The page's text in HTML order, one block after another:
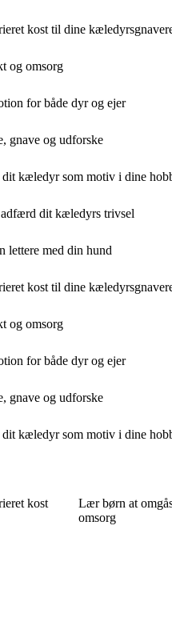
kost til dine
og omsorg
for både dyr og ejer
gnave og udforske
kæledyr som motiv i dine
dit kæledyrs trivsel
lettere med din hund
kost til dine
og omsorg
for både dyr og ejer
gnave og udforske
kæledyr som motiv i dine
kost
Lær børn at
omsorg